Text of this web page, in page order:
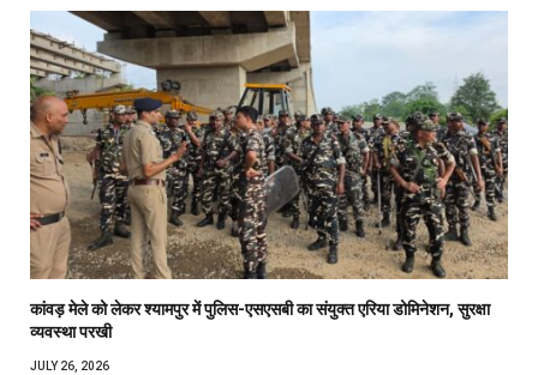
कांवड़ मेले को लेकर श्यामपुर में पुलिस-एसएसबी का संयुक्त एरिया डोमिनेशन, सुरक्षा
व्यवस्था परखी
JULY 26, 2026